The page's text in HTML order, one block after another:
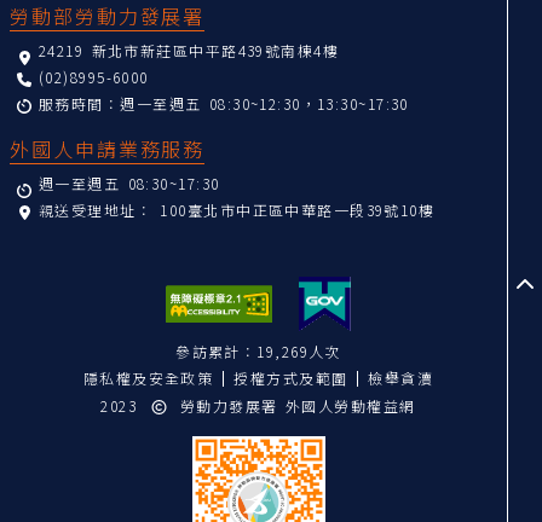
勞動部勞動力發展署
24219 新北市新莊區中平路439號南棟4樓
(02)8995-6000
服務時間：週一至週五 08:30~12:30，13:30~17:30
外國人申請業務服務
週一至週五 08:30~17:30
親送受理地址： 100臺北市中正區中華路一段39號10樓
參訪累計：19,269人次
隱私權及安全政策
授權方式及範圍
檢舉貪瀆
2023
勞動力發展署 外國人勞動權益網
至